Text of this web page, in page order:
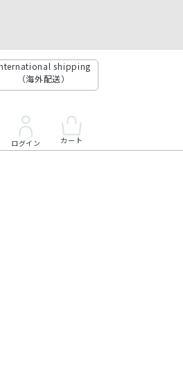
shipping
（海外配送）
ログイン カート